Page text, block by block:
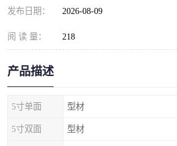
发布日期： 2026-08-09
阅 读 量： 218
产品描述
5寸单面 型材
5寸双面 型材